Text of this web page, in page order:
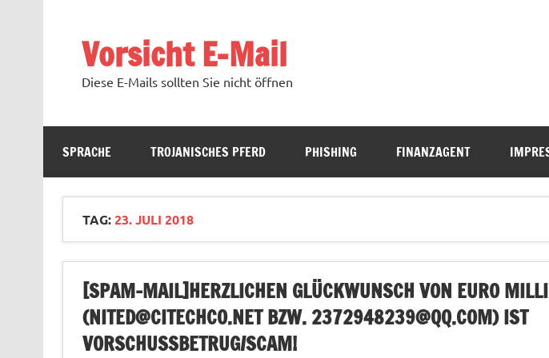
Vorsicht E-Mail
Diese E-Mails sollten Sie nicht öffnen
SPRACHE TROJANISCHES PFERD PHISHING FINANZAGENT
TAG:23. JULI 2018
[SPAM-MAIL]HERZLICHEN GLÜCKWUNSCH VON EURO
(NITED@CITECHCO.NETBZW. 2372948239@QQ.COM) IST
VORSCHUSSBETRUG/SCAM!